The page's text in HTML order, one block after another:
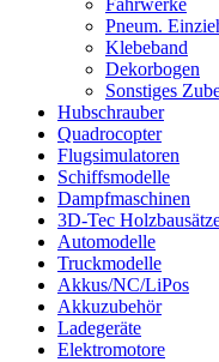
Pneum.
Klebeband
Dekorbogen
Sonstiges
Hubschrauber
Quadrocopter
Flugsimulatoren
Schiffsmodelle
Dampfmaschinen
3D-Tec
Automodelle
Truckmodelle
Akkus/NC/LiPos
Akkuzubehör
Ladegeräte
Elektromotore